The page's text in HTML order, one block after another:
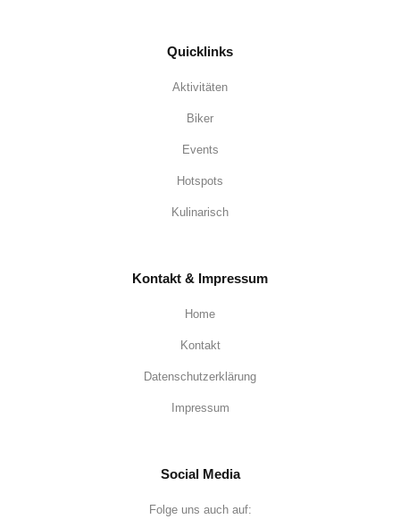
Quicklinks
Aktivitäten
Biker
Events
Hotspots
Kulinarisch
Kontakt & Impressum
Home
Kontakt
Datenschutzerklärung
Impressum
Social Media
Folge uns auch auf: